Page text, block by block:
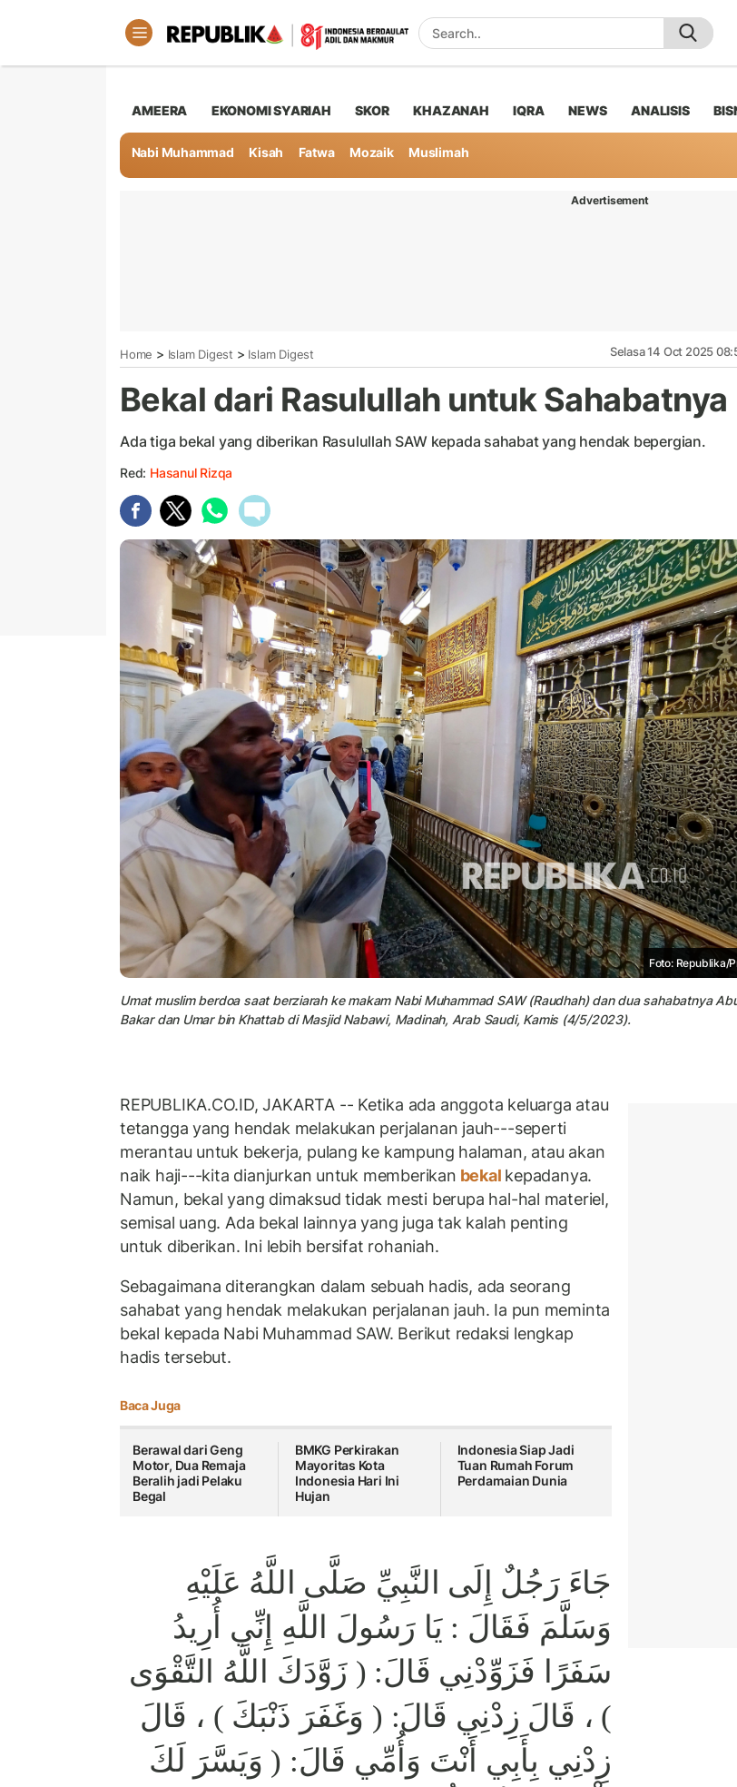
AMEERA EKONOMI SYARIAH SKOR KHAZANAH IQRA NEWS ANALISIS
Nabi Muhammad Kisah Fatwa Mozaik Muslimah
Advertisement
Home > Islam Digest > Islam Digest Selasa 14 Oct 2025
Bekal dari Rasulullah untuk Sahabatnya
Ada tiga bekal yang diberikan Rasulullah SAW kepada sahabat yang hendak bepergian.
Red: Hasanul Rizqa
Foto: Republika/
Umat muslim berdoa saat berziarah ke makam Nabi Muhammad SAW (Raudhah) dan dua sahabatnya
Bakar dan Umar bin Khattab di Masjid Nabawi, Madinah, Arab Saudi, Kamis (4/5/2023).
REPUBLIKA.CO.ID, JAKARTA -- Ketika ada anggota keluarga atau
tetangga yang hendak melakukan perjalanan jauh---seperti
merantau untuk bekerja, pulang ke kampung halaman, atau akan
naik haji---kita dianjurkan untuk memberikan bekal kepadanya.
Namun, bekal yang dimaksud tidak mesti berupa hal-hal materiel,
semisal uang. Ada bekal lainnya yang juga tak kalah penting
untuk diberikan. Ini lebih bersifat rohaniah.
Sebagaimana diterangkan dalam sebuah hadis, ada seorang
sahabat yang hendak melakukan perjalanan jauh. Ia pun meminta
bekal kepada Nabi Muhammad SAW. Berikut redaksi lengkap
hadis tersebut.
Baca Juga
Berawal dari Geng
Motor, Dua Remaja
Beralih jadi Pelaku
Begal
BMKG Perkirakan
Mayoritas Kota
Indonesia Hari Ini
Hujan
Indonesia Siap Jadi
Tuan Rumah Forum
Perdamaian Dunia
جَاءَ رَجُلٌ إِلَى النَّبِيِّ صَلَّى اللَّهُ عَلَيْهِ
وَسَلَّمَ فَقَالَ : يَا رَسُولَ اللَّهِ إِنِّي أُرِيدُ
سَفَرًا فَزَوِّدْنِي قَالَ: ( زَوَّدَكَ اللَّهُ التَّقْوَى
) ، قَالَ زِدْنِي قَالَ: ( وَغَفَرَ ذَنْبَكَ ) ، قَالَ
زِدْنِي بِأَبِي أَنْتَ وَأُمِّي قَالَ: ( وَيَسَّرَ لَكَ